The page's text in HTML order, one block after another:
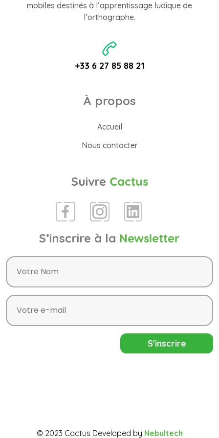
mobiles destinés à l’apprentissage ludique de
l’orthographe.
+33 6 27 85 88 21
À propos
Accueil
Nous contacter
Suivre Cactus
S’inscrire à la Newsletter
© 2023 Cactus Developed by Nebultech